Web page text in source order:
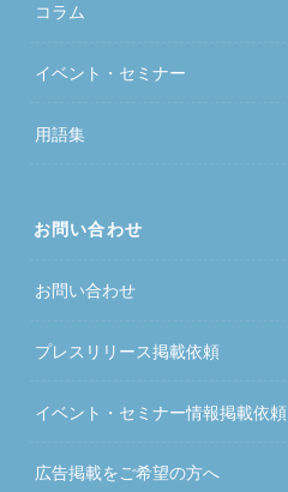
コラム
イベント・セミナー
用語集
お問い合わせ
お問い合わせ
プレスリリース掲載依頼
イベント・セミナー情報掲載依頼
広告掲載をご希望の方へ